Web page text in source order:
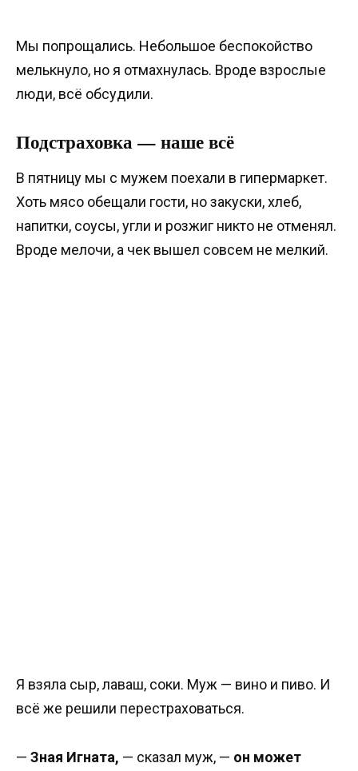
Мы попрощались. Небольшое беспокойство
мелькнуло, но я отмахнулась. Вроде взрослые
люди, всё обсудили.
Подстраховка — наше всё
В пятницу мы с мужем поехали в гипермаркет.
Хоть мясо обещали гости, но закуски, хлеб,
напитки, соусы, угли и розжиг никто не отменял.
Вроде мелочи, а чек вышел совсем не мелкий.
Я взяла сыр, лаваш, соки. Муж — вино и пиво. И
всё же решили перестраховаться.
— Зная Игната, — сказал муж, — он может